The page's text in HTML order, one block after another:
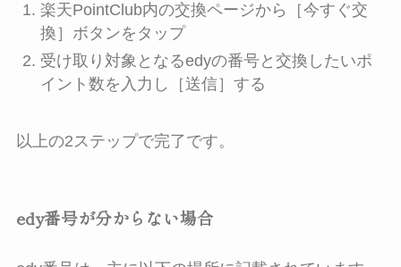
楽天PointClub内の交換ページから［今すぐ交
換］ボタンをタップ
受け取り対象となるedyの番号と交換したいポ
イント数を入力し［送信］する
以上の2ステップで完了です。
edy番号が分からない場合